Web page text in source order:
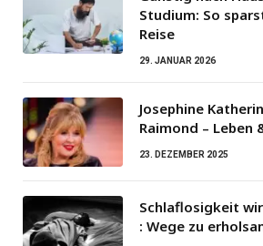
Studium: So
Reise
29. JANUAR 2026
Josephine
Raimond – Leben
23. DEZEMBER 2025
Schlaflosigkeit
: Wege zu